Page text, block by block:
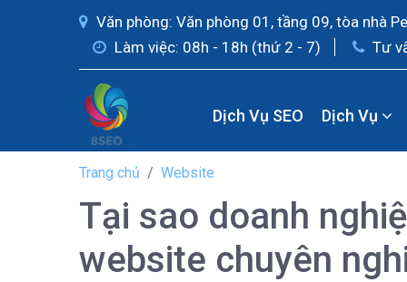
Văn phòng: Văn phòng 01, tầng 09, tòa nhà
Làm việc: 08h - 18h (thứ 2 - 7)
Tư
Dịch Vụ SEO Dịch Vụ
Trang chủ Website
Tại sao doanh
website chuyên